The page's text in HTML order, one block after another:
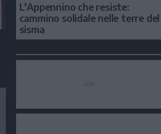
L'Appennino che resiste:
cammino solidale nelle terre del
sisma